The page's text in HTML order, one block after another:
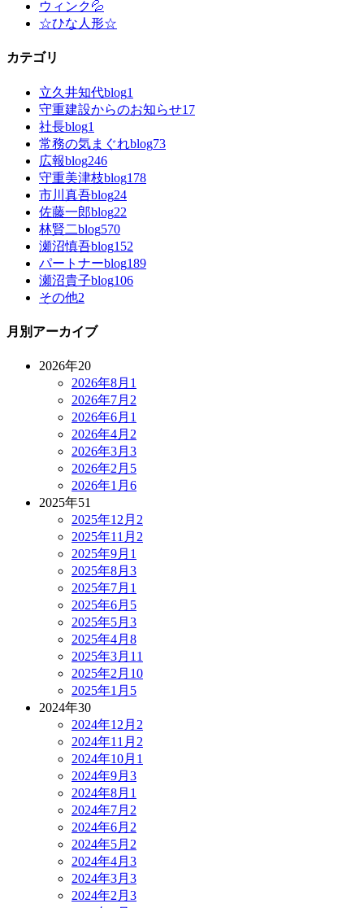
ウィンク💦
☆ひな人形☆
カテゴリ
立久井知代blog1
守重建設からのお知らせ17
社長blog1
常務の気まぐれblog73
広報blog246
守重美津枝blog178
市川真吾blog24
佐藤一郎blog22
林賢二blog570
瀬沼慎吾blog152
パートナーblog189
瀬沼貴子blog106
その他2
月別アーカイブ
2026年20
2026年8月 1
2026年7月 2
2026年6月 1
2026年4月 2
2026年3月 3
2026年2月 5
2026年1月 6
2025年51
2025年12月 2
2025年11月 2
2025年9月 1
2025年8月 3
2025年7月 1
2025年6月 5
2025年5月 3
2025年4月 8
2025年3月 11
2025年2月 10
2025年1月 5
2024年30
2024年12月 2
2024年11月 2
2024年10月 1
2024年9月 3
2024年8月 1
2024年7月 2
2024年6月 2
2024年5月 2
2024年4月 3
2024年3月 3
2024年2月 3